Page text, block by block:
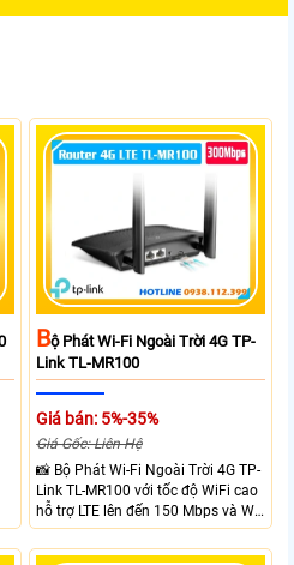
BỘ Phát Wi-Fi Ngoài Trời 4G TP-
Link TL-MR100
Giá bán: 5%-35%
Giá Gốc: Liên Hệ
📸 Bộ Phát Wi-Fi Ngoài Trời 4G TP-
Link TL-MR100 với tốc độ WiFi cao
hỗ trợ LTE lên đến 150 Mbps và Wi-
Fi 2.4 GHz lên đến 300 Mbps với
thiết kế với vỏ chống chịu thời tiết